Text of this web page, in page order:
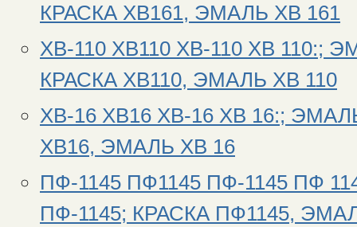
КРАСКА ХВ161, ЭМАЛЬ ХВ 161
ХВ-110 ХВ110 ХВ-110 ХВ 110:;
КРАСКА ХВ110, ЭМАЛЬ ХВ 110
ХВ-16 ХВ16 ХВ-16 ХВ 16:;
ХВ16, ЭМАЛЬ ХВ 16
ПФ-1145 ПФ1145 ПФ-1145 ПФ
ПФ-1145; КРАСКА ПФ1145,